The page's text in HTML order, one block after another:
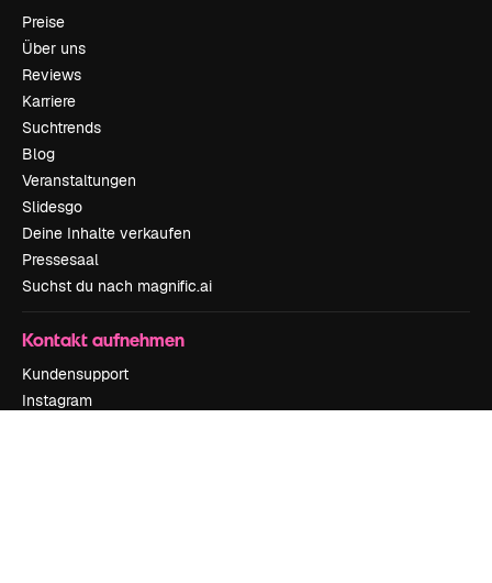
Preise
Über uns
Reviews
Karriere
Suchtrends
Blog
Veranstaltungen
Slidesgo
Deine Inhalte verkaufen
Pressesaal
Suchst du nach magnific.ai
Kontakt aufnehmen
Kundensupport
Instagram